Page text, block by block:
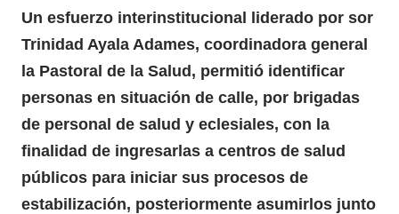
Un esfuerzo interinstitucional liderado por sor
Trinidad Ayala Adames, coordinadora general
la Pastoral de la Salud, permitió identificar
personas en situación de calle, por brigadas
de personal de salud y eclesiales, con la
finalidad de ingresarlas a centros de salud
públicos para iniciar sus procesos de
estabilización, posteriormente asumirlos junto